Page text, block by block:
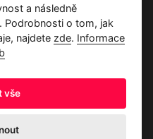
a následně
Podrobnosti o tom, jak
najdete zde. Informace
vše